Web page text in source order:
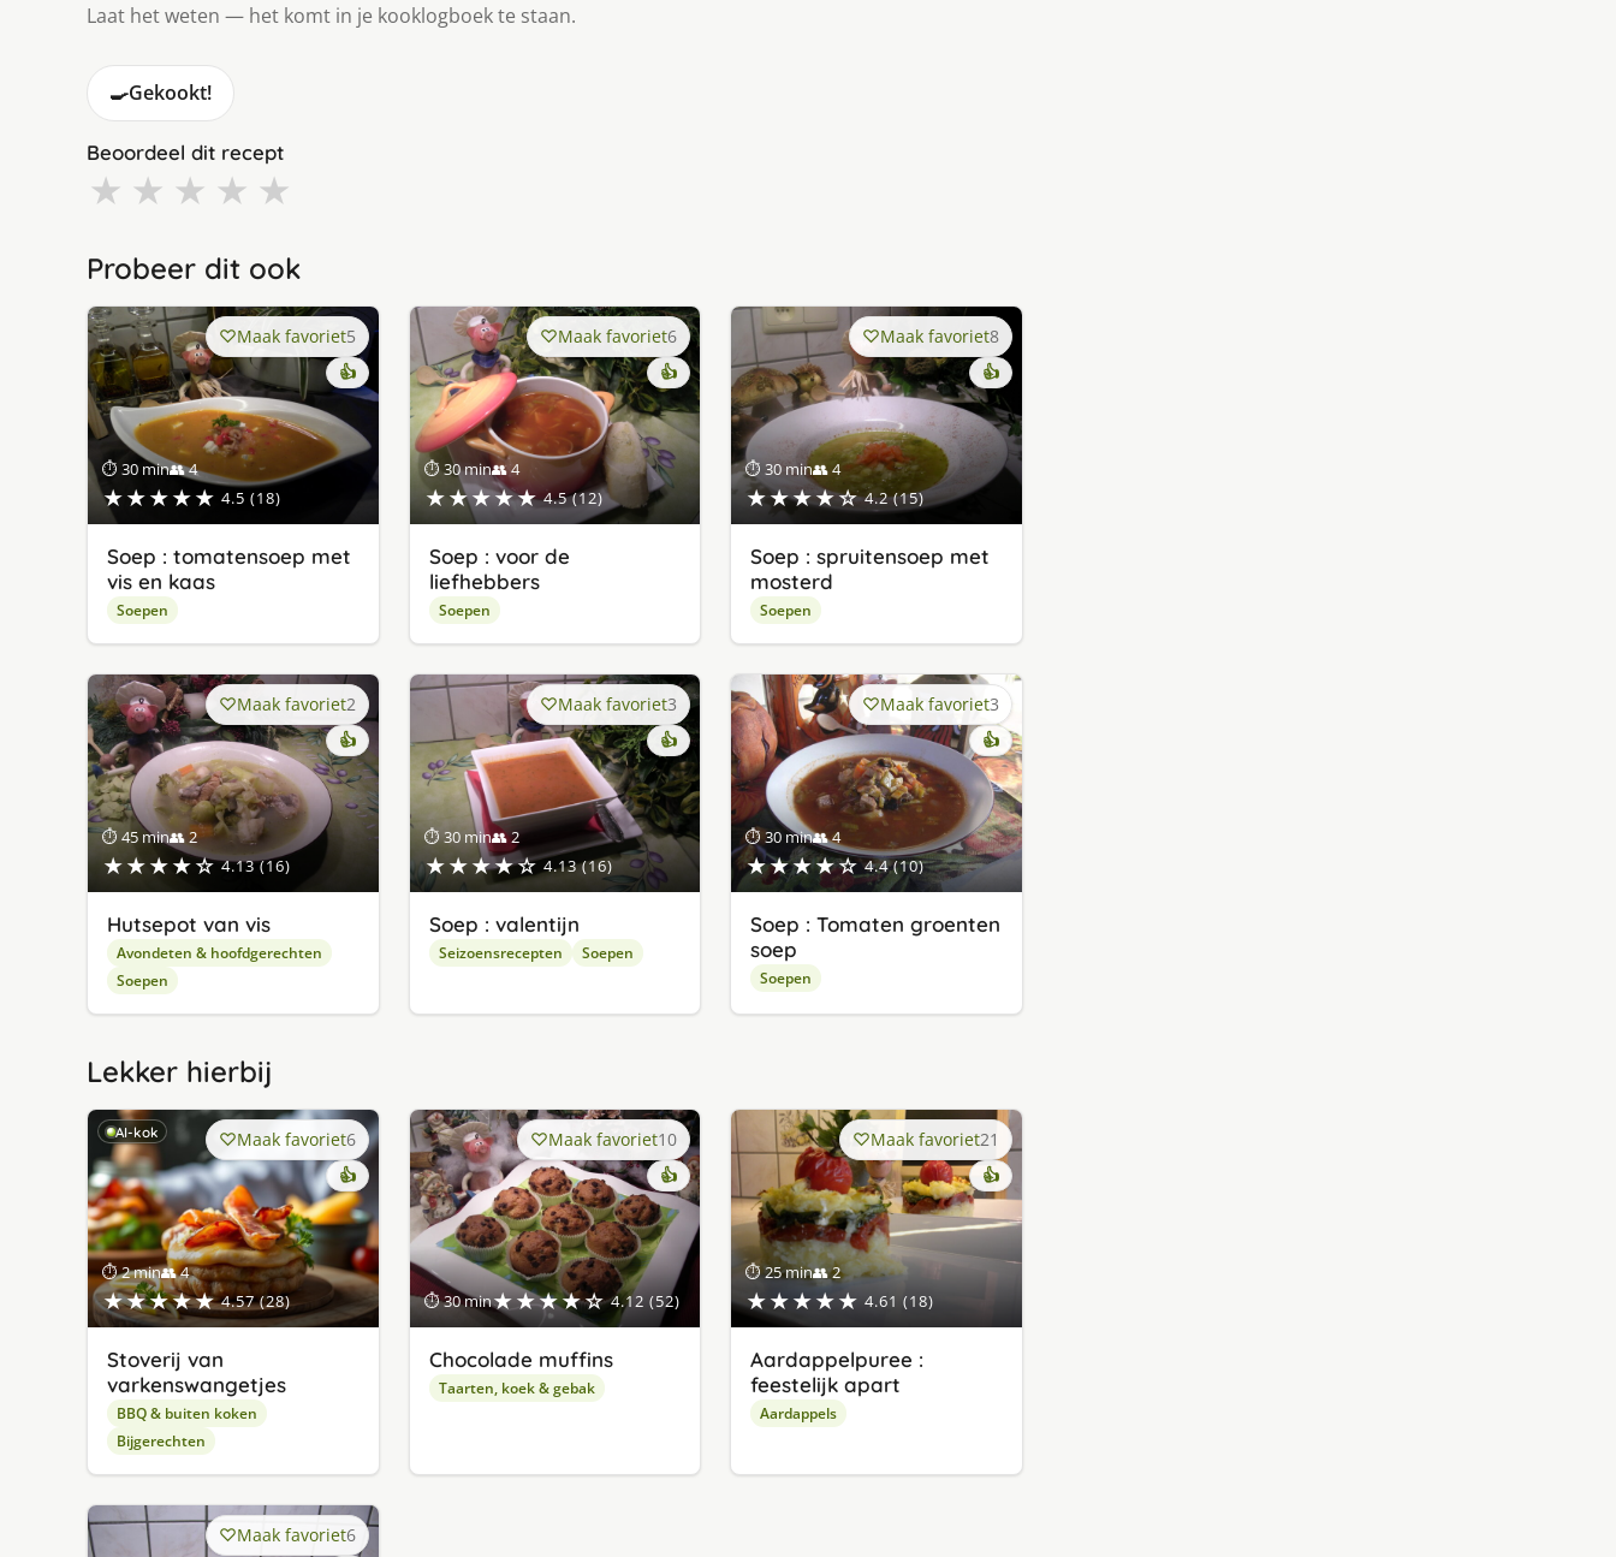
Laat het weten — het komt in je kooklogboek te staan.
🍳Gekookt!
Beoordeel dit recept
★ ★ ★ ★ ★
Probeer dit ook
⏱ 30 min👥 4
★★★★★ 4.5 (18)
Maak favoriet5
👍
Soep : tomatensoep met
vis en kaas
Soepen
⏱ 30 min👥 4
★★★★★ 4.5 (12)
Maak favoriet6
👍
Soep : voor de
liefhebbers
Soepen
⏱ 30 min👥 4
★★★★☆ 4.2 (15)
Maak favoriet8
👍
Soep : spruitensoep met
mosterd
Soepen
⏱ 45 min👥 2
★★★★☆ 4.13 (16)
Maak favoriet2
👍
Hutsepot van vis
Avondeten & hoofdgerechten
Soepen
⏱ 30 min👥 2
★★★★☆ 4.13 (16)
Maak favoriet3
👍
Soep : valentijn
Seizoensrecepten Soepen
⏱ 30 min👥 4
★★★★☆ 4.4 (10)
Maak favoriet3
👍
Soep : Tomaten groenten
soep
Soepen
Lekker hierbij
AI-kok
⏱ 2 min👥 4
★★★★★ 4.57 (28)
Maak favoriet6
👍
Stoverij van
varkenswangetjes
BBQ & buiten koken
Bijgerechten
⏱ 30 min★★★★☆ 4.12 (52)
Maak favoriet10
👍
Chocolade muffins
Taarten, koek & gebak
⏱ 25 min👥 2
★★★★★ 4.61 (18)
Maak favoriet21
👍
Aardappelpuree :
feestelijk apart
Aardappels
Maak favoriet6